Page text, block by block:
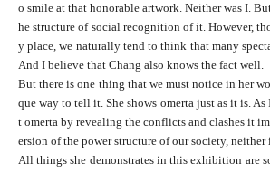
o smile at that honorable artwork. Neither was I.
he structure of social recognition of it. However,
y place, we naturally tend to think that many
And I believe that Chang also knows the fact well.
But there is one thing that we must notice in her
que way to tell it. She shows omerta just as it is.
t omerta by revealing the conflicts and clashes it
ersion of the power structure of our society,
All things she demonstrates in this exhibition are